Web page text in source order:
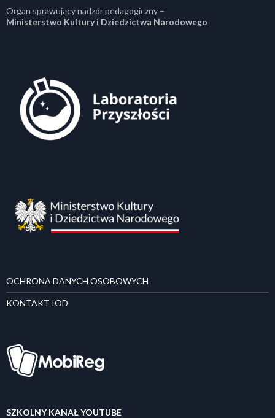
Organ sprawujący nadzór pedagogiczny –
Ministerstwo Kultury i Dziedzictwa Narodowego
OCHRONA DANYCH OSOBOWYCH
KONTAKT IOD
SZKOLNY KANAŁ YOUTUBE